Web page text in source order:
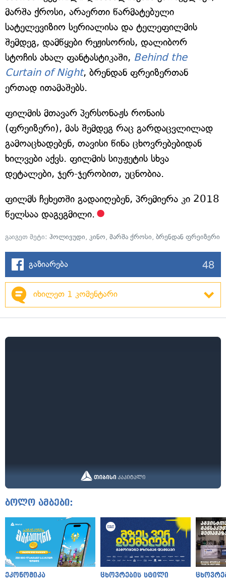
მარშა ქროსი, არაერთი წარმატებული
სატელევიზიო სერიალისა და ტელეფილმის
შემდეგ, დამწყები რეჟისორის, დალიბორ
სტოჩის ახალ ფანტასტიკაში, Behind the
Curtain of Night, ბრენდან ფრეიზერთან
ერთად ითამაშებს.
ფილმის მთავარ პერსონაჟს რონაის
(ფრეიზერი), მას შემდეგ რაც გარდაცვლილად
გამოაცხადებენ, თავისი წინა ცხოვრებებიდან
ხილვები აქვს. ფილმის სიუჟეტის სხვა
დეტალები, ჯერ-ჯერობით, უცნობია.
ფილმს ჩეხეთში გადაიღებენ, პრემიერა კი 2018
წელსაა დაგეგმილი.
გაიგეთ მეტი: ჰოლივუდი, კინო, მარშა ქროსი, ბრენდან ფრეიზერი
გაზიარება 48
იხილეთ 1 კომენტარი
ბოლო ამბები:
ეკონომიკა ცხოვრების სტილი